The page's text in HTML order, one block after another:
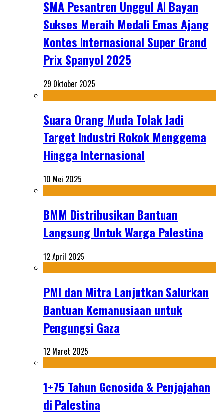
SMA Pesantren Unggul Al Bayan
Sukses Meraih Medali Emas Ajang
Kontes Internasional Super Grand
Prix Spanyol 2025
29 Oktober 2025
Suara Orang Muda Tolak Jadi
Target Industri Rokok Menggema
Hingga Internasional
10 Mei 2025
BMM Distribusikan Bantuan
Langsung Untuk Warga Palestina
12 April 2025
PMI dan Mitra Lanjutkan Salurkan
Bantuan Kemanusiaan untuk
Pengungsi Gaza
12 Maret 2025
1+75 Tahun Genosida & Penjajahan
di Palestina